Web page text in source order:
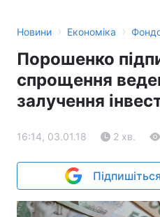
Новини › Економіка ›
Порошенко
спрощення
залучення
16:14, 03.01.18 2 хв.